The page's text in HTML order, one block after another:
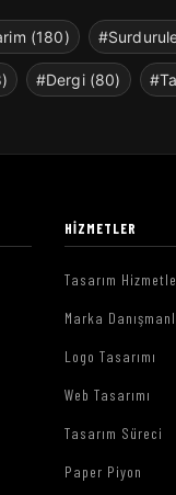
(180)
#Dergi (80)
HIZMETLER
Tasarım
Marka
Logo Tasarımı
Web Tasarımı
Tasarım Süreci
Paper Piyon